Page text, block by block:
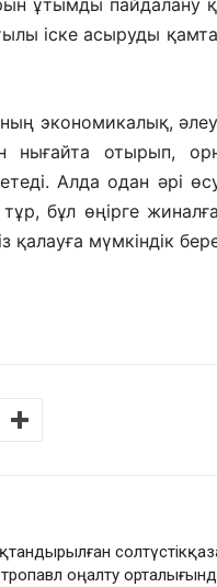
ұтымды пайдалану
іске асыруды
экономикалық,
нығайта отырып,
Алда одан әрі
бұл өңірге
қалауға мүмкіндік
оңалту